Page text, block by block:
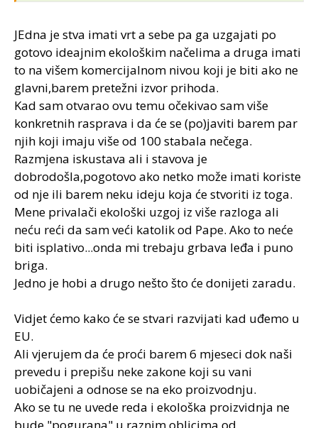
možete napraviti učite učite čitajte
pozdrav svima
JEdna je stva imati vrt a sebe pa ga uzgajati po
gotovo ideajnim ekološkim načelima a druga imati
to na višem komercijalnom nivou koji je biti ako ne
glavni,barem pretežni izvor prihoda.
Kad sam otvarao ovu temu očekivao sam više
konkretnih rasprava i da će se (po)javiti barem par
njih koji imaju više od 100 stabala nečega.
Razmjena iskustava ali i stavova je
dobrodošla,pogotovo ako netko može imati koriste
od nje ili barem neku ideju koja će stvoriti iz toga.
Mene privalači ekološki uzgoj iz više razloga ali
neću reći da sam veći katolik od Pape. Ako to neće
biti isplativo...onda mi trebaju grbava leđa i puno
briga.
Jedno je hobi a drugo nešto što će donijeti zaradu.
Vidjet ćemo kako će se stvari razvijati kad uđemo u
EU.
Ali vjerujem da će proći barem 6 mjeseci dok naši
prevedu i prepišu neke zakone koji su vani
uobičajeni a odnose se na eko proizvodnju.
Ako se tu ne uvede reda i ekološka proizvidnja ne